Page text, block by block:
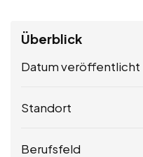
Überblick
Datum veröffentlicht
Standort
Berufsfeld